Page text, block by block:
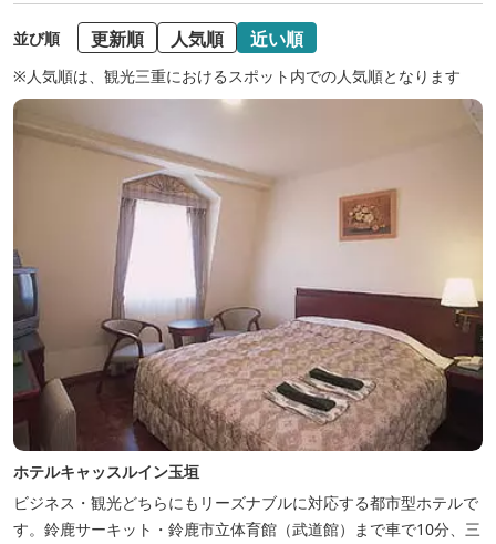
並び順 更新順 人気順 近い順
※人気順は、観光三重におけるスポット内での人気順となります
ホテルキャッスルイン玉垣
ビジネス・観光どちらにもリーズナブルに対応する都市型ホテルで
す。鈴鹿サーキット・鈴鹿市立体育館（武道館）まで車で10分、三